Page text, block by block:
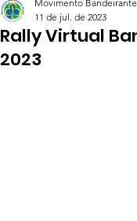
Rally Virtual
2023
Movimento
11 de jul. de 2023